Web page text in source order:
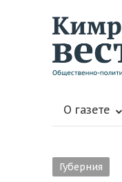
О газете
Губерния